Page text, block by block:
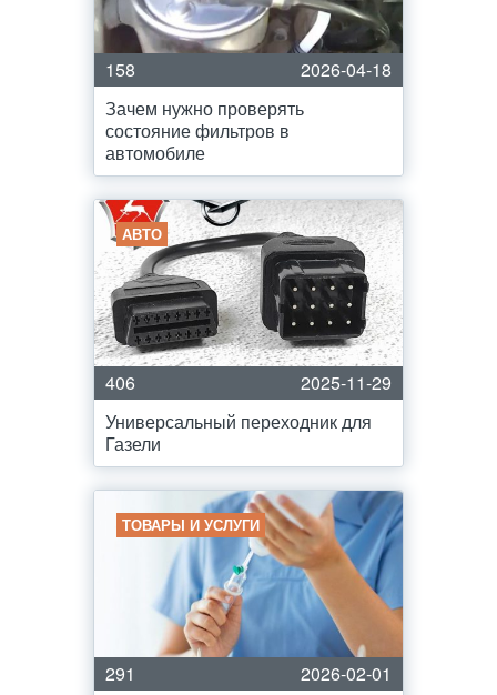
158
2026-04-18
Зачем нужно проверять
состояние фильтров в
автомобиле
АВТО
406
2025-11-29
Универсальный переходник для
Газели
ТОВАРЫ И УСЛУГИ
291
2026-02-01